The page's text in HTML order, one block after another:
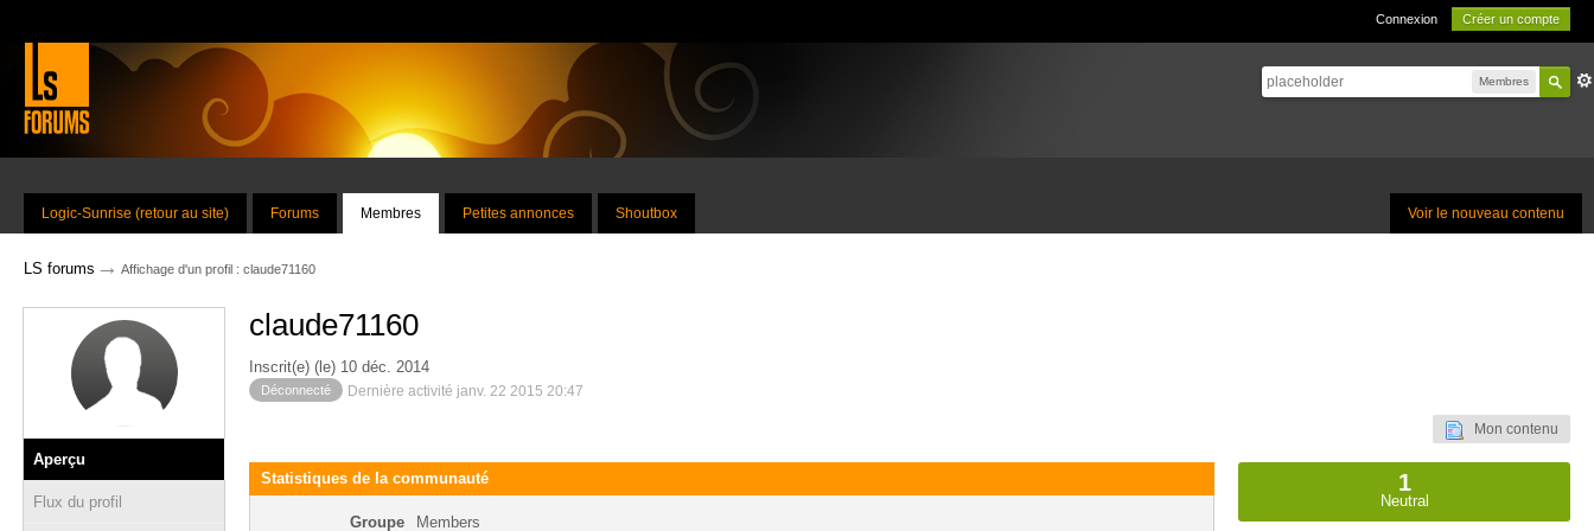
Connexion Créer un compte
Membres
Voir le nouveau contenu
Logic-Sunrise (retour au site) Forums Membres Petites annonces Shoutbox
LS forums → Affichage d'un profil : claude71160
Aperçu
Flux du profil
claude71160
Inscrit(e) (le) 10 déc. 2014
Déconnecté Dernière activité janv. 22 2015 20:47
Mon contenu
Statistiques de la communauté
Groupe Members
1
Neutral